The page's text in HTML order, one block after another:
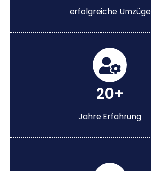
erfolgreiche Umzüge
20+
Jahre Erfahrung